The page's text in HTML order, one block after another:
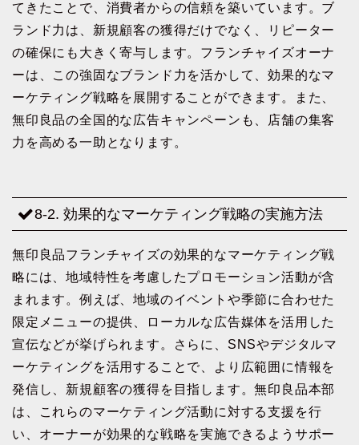
てきたことで、消費者からの信頼を築いています。ブ
ランド力は、新規顧客の獲得だけでなく、リピーター
の確保にも大きく寄与します。フランチャイズオーナ
ーは、この強固なブランド力を活かして、効果的なマ
ーケティング戦略を展開することができます。また、
無印良品の全国的な広告キャンペーンも、店舗の集客
力を高める一助となります。
8-2. 効果的なマーケティング戦略の実施方法
無印良品フランチャイズの効果的なマーケティング戦
略には、地域特性を考慮したプロモーション活動が含
まれます。例えば、地域のイベントや季節に合わせた
限定メニューの提供、ローカルな広告媒体を活用した
宣伝などが挙げられます。さらに、SNSやデジタルマ
ーケティングを活用することで、より広範囲に情報を
発信し、新規顧客の獲得を目指します。無印良品本部
は、これらのマーケティング活動に対する支援を行
い、オーナーが効果的な戦略を実施できるようサポー